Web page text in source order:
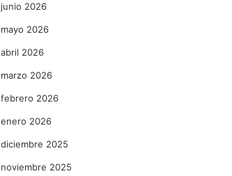
junio 2026
mayo 2026
abril 2026
marzo 2026
febrero 2026
enero 2026
diciembre 2025
noviembre 2025